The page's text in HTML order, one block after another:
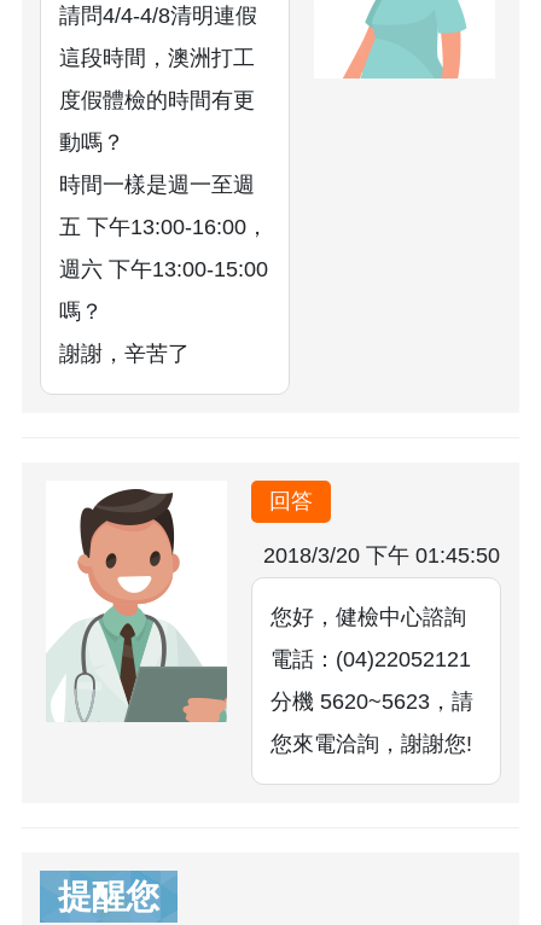
請問4/4-4/8清明連假
這段時間，澳洲打工
度假體檢的時間有更
動嗎？
時間一樣是週一至週
五 下午13:00-16:00，
週六 下午13:00-15:00
嗎？
謝謝，辛苦了
回答
2018/3/20 下午 01:45:50
您好，健檢中心諮詢
電話：(04)22052121
分機 5620~5623，請
您來電洽詢，謝謝您!
提醒您